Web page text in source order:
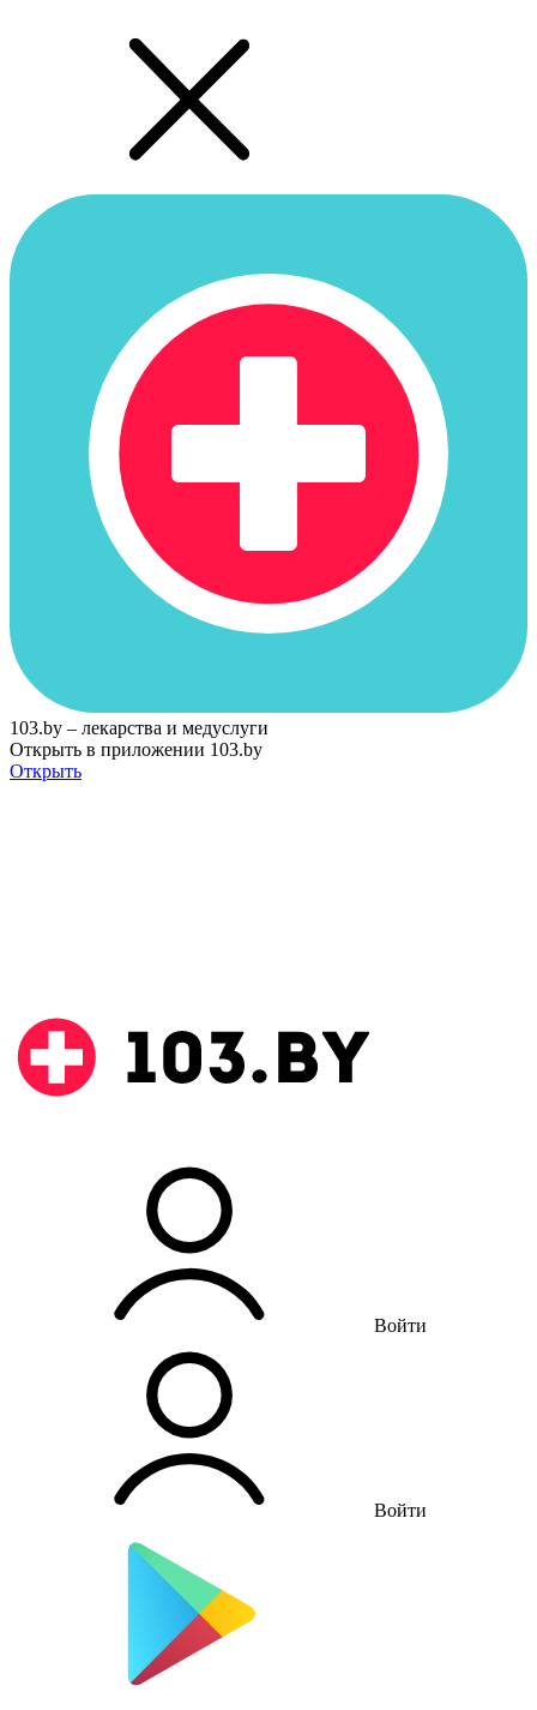
103.by – лекарства и медуслуги
Открыть в приложении 103.by
Открыть
Войти
Войти